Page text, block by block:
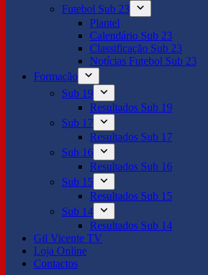
Futebol Sub 23
Plantel
Calendário Sub 23
Classificação Sub 23
Notícias Futebol Sub 23
Formação
Sub 19
Resultados Sub 19
Sub 17
Resultados Sub 17
Sub 16
Resultados Sub 16
Sub 15
Resultados Sub 15
Sub 14
Resultados Sub 14
Gil Vicente TV
Loja Online
Contactos